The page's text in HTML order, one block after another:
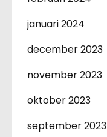
januari 2024
december 2023
november 2023
oktober 2023
september 2023